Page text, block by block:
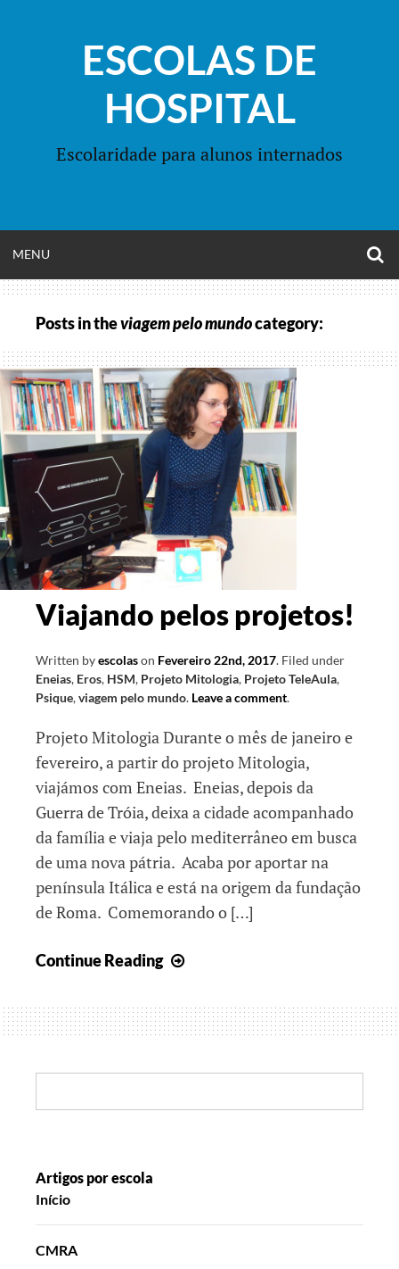
ESCOLAS DE
HOSPITAL
Escolaridade para alunos internados
MENU
MENU
Posts in theviagem pelo mundocategory:
Viajando pelos projetos!
Written byescolason Fevereiro 22nd, 2017. Filed under
Eneias, Eros, HSM, Projeto Mitologia, Projeto TeleAula,
Psique,viagem pelo mundo. Leave a comment.
Projeto Mitologia Durante o mês de janeiro e
fevereiro, a partir do projeto Mitologia,
viajámos com Eneias. Eneias, depois da
Guerra de Tróia, deixa a cidade acompanhado
da família e viaja pelo mediterrâneo em busca
de uma nova pátria. Acaba por aportar na
península Itálica e está na origem da fundação
de Roma. Comemorando o […]
Continue Reading
projetos!
Artigos por escola
Início
CMRA